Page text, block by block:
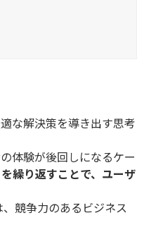
な解決策を導き出す思考
体験が後回しになるケー
繰り返すことで、ユーザ
競争力のあるビジネス